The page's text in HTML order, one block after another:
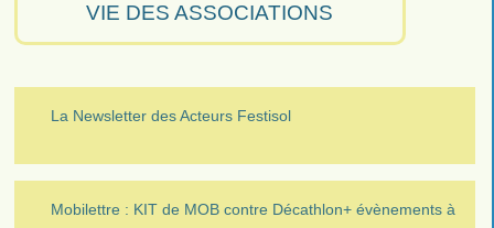
VIE DES ASSOCIATIONS
La Newsletter des Acteurs Festisol
Mobilettre : KIT de MOB contre Décathlon+ évènements à